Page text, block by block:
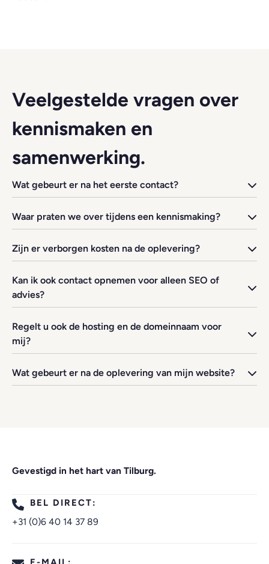
Veelgestelde vragen over
kennismaken en
samenwerking.
Wat gebeurt er na het eerste contact?
Waar praten we over tijdens een kennismaking?
Zijn er verborgen kosten na de oplevering?
Kan ik ook contact opnemen voor alleen SEO of
advies?
Regelt u ook de hosting en de domeinnaam voor
mij?
Wat gebeurt er na de oplevering van mijn website?
Gevestigd in het hart van Tilburg.
BEL DIRECT:
+31 (0)6 40 14 37 89